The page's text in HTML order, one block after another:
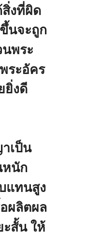
สิ่งที่ผิด
นจะถูก
พระ
ระอัคร
ยิ่งดี
เป็น
หนัก
แทนสูง
ผลิตผล
ะสั้น ให้